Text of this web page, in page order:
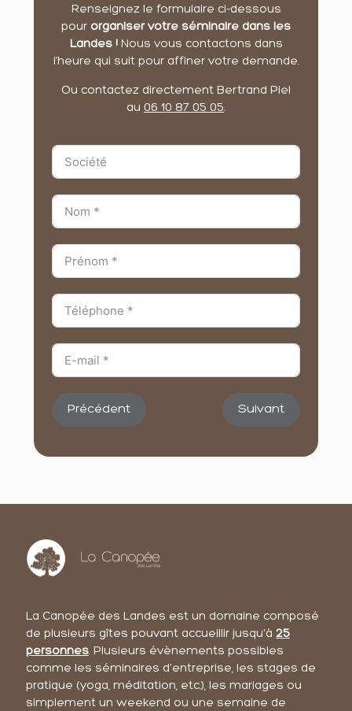
Renseignez le formulaire ci-dessous
pour organiser votre séminaire dans les
Landes ! Nous vous contactons dans
l’heure qui suit pour affiner votre demande.
Ou contactez directement Bertrand Piel
au 06 10 87 05 05.
Précédent Suivant
La Canopée des Landes est un domaine composé
de plusieurs gîtes pouvant accueillir jusqu'à 25
personnes. Plusieurs évènements possibles
comme les séminaires d'entreprise, les stages de
pratique (yoga, méditation, etc.), les mariages ou
simplement un weekend ou une semaine de